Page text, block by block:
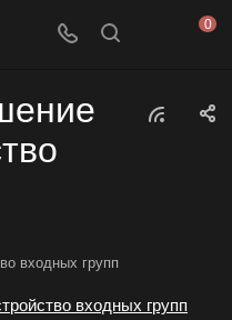
0
входных групп